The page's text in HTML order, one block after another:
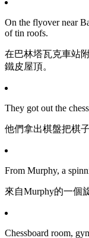
On the flyover near
of tin roofs.
在巴林塔瓦克車站
鐵皮屋頂。
They got out the
他們拿出棋盤把棋子
From Murphy, a
來自Murphy的一個
Chessboard room,